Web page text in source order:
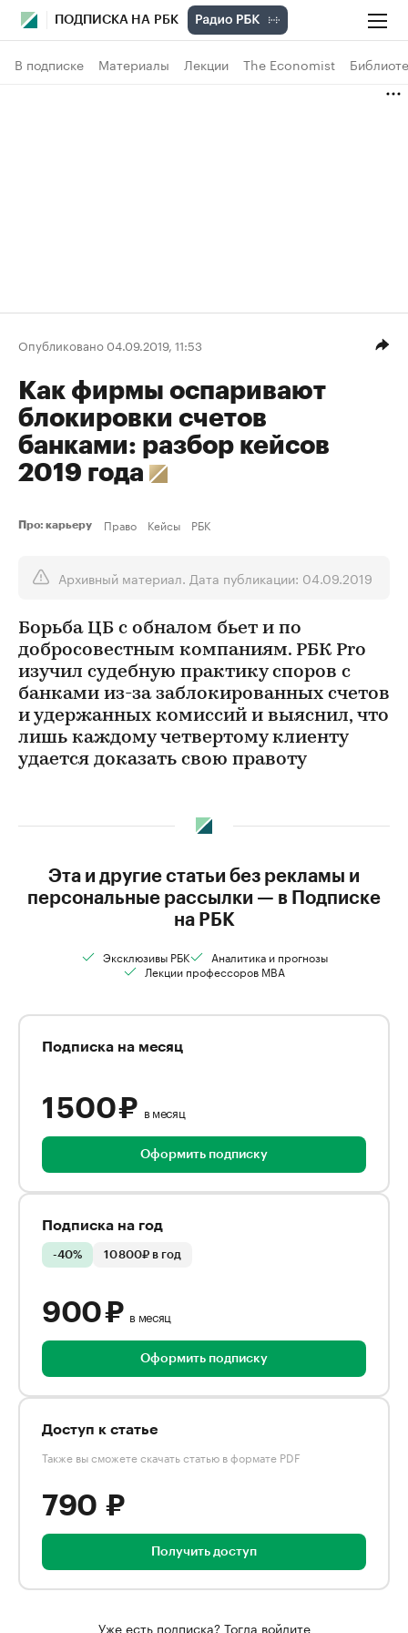
ПОДПИСКА НА РБК
В подписке Материалы Лекции The Economist
Опубликовано 04.09.2019, 11:53
Как фирмы оспаривают
блокировки счетов
банками: разбор кейсов
2019 года
Про: карьеру Право Кейсы РБК
Архивный материал. Дата публикации: 04.09.2019
Борьба ЦБ с обналом бьет и по
добросовестным компаниям. РБК Pro
изучил судебную практику споров с
банками из-за заблокированных счетов
и удержанных комиссий и выяснил, что
лишь каждому четвертому клиенту
удается доказать свою правоту
Эта и другие статьи без рекламы и
персональные рассылки — в Подписке
на РБК
Эксклюзивы РБК
Аналитика и прогнозы
Лекции профессоров MBA
Подписка на месяц
1 500 ₽ в месяц
Оформить подписку
Подписка на год
-40% 10 800₽ в год
900 ₽ в месяц
Оформить подписку
Доступ к статье
Также вы сможете скачать статью в формате PDF
790 ₽
Получить доступ
Уже есть подписка? Тогда войдите